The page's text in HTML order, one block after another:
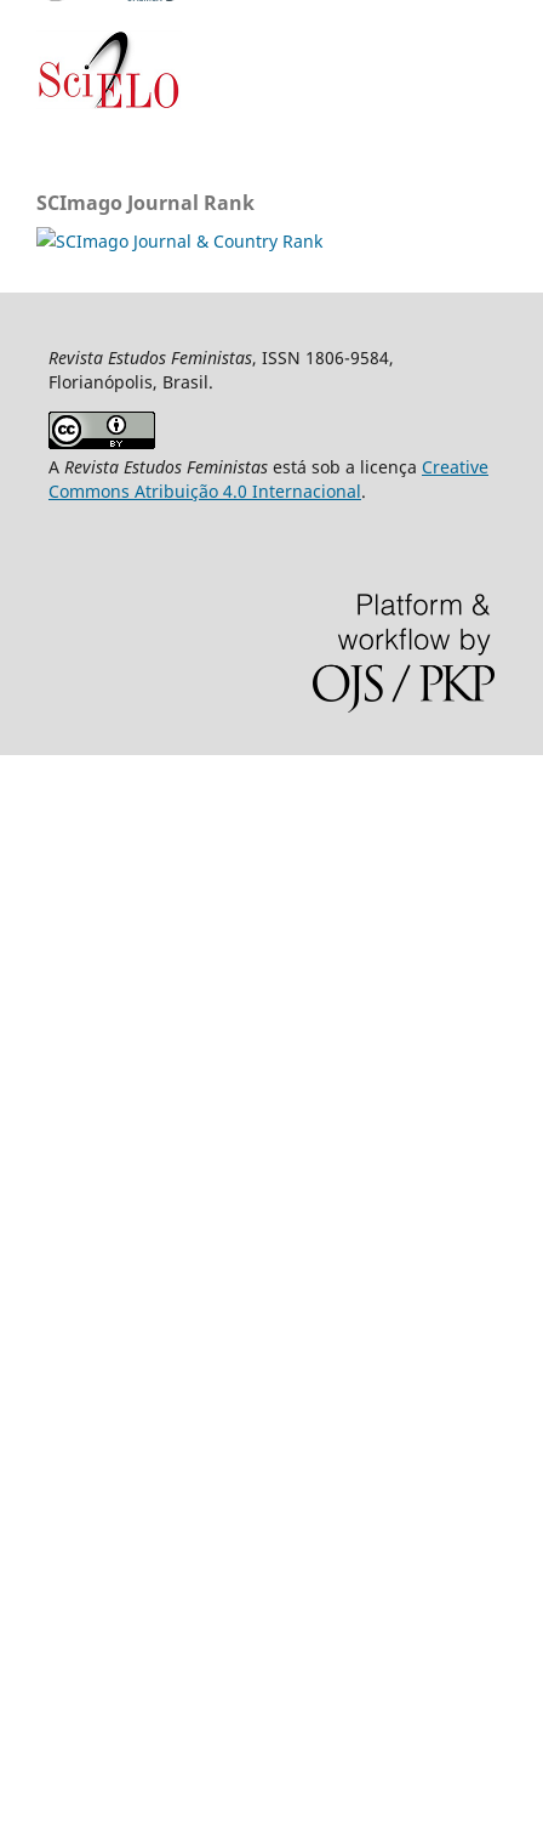
SCImago Journal Rank
Revista Estudos Feministas, ISSN 1806-9584,
Florianópolis, Brasil.
A Revista Estudos Feministasestá sob a licença Creative
Commons Atribuição 4.0 Internacional.